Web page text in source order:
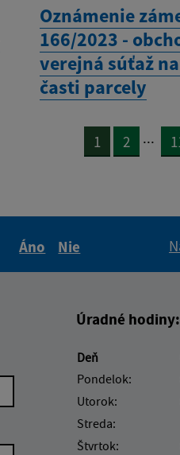
Oznámenie
166/2023 -
verejná súťaž
časti parcely
1 2 ...
Áno
Nie
Úradné hodiny:
Deň
Pondelok:
Utorok:
Streda:
Štvrtok: